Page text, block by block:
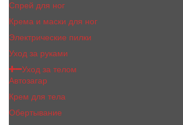
Спрей для ног
Крема и маски для ног
Электрические пилки
Уход за руками
Уход за телом
Автозагар
Крем для тела
Обертывание